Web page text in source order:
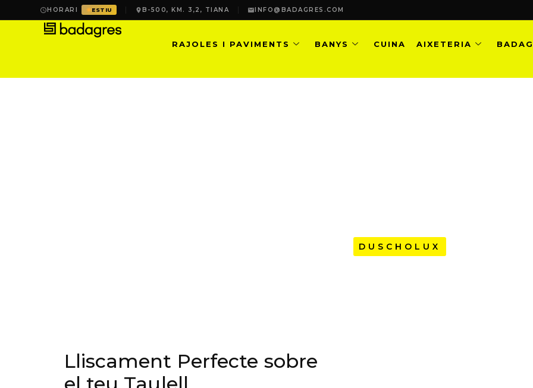
HORARI ESTIU B-500, KM. 3,2, TIANA INFO@BADAGRES.COM
RAJOLES I PAVIMENTS BANYS CUINA AIXETERIA
DUSCHOLUX
Lliscament Perfecte sobre